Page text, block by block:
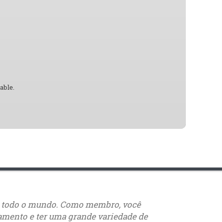
o mundo. Como membro, você
e ter uma grande variedade de